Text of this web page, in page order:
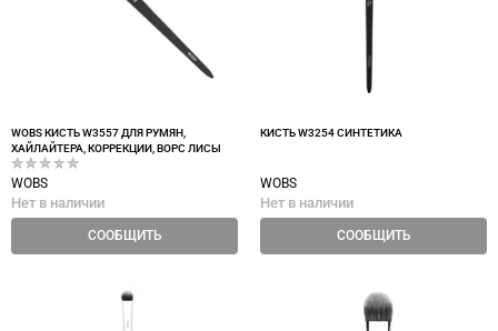
WOBS КИСТЬ W3557 ДЛЯ РУМЯН,
ХАЙЛАЙТЕРА, КОРРЕКЦИИ, ВОРС ЛИСЫ
WOBS
Нет в наличии
СООБЩИТЬ
КИСТЬ W3254 СИНТЕТИКА
WOBS
Нет в наличии
СООБЩИТЬ